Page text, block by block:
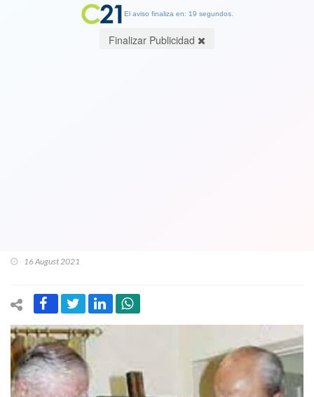
16 August 2021
El aviso finaliza en: 19 segundos.
Finalizar Publicidad